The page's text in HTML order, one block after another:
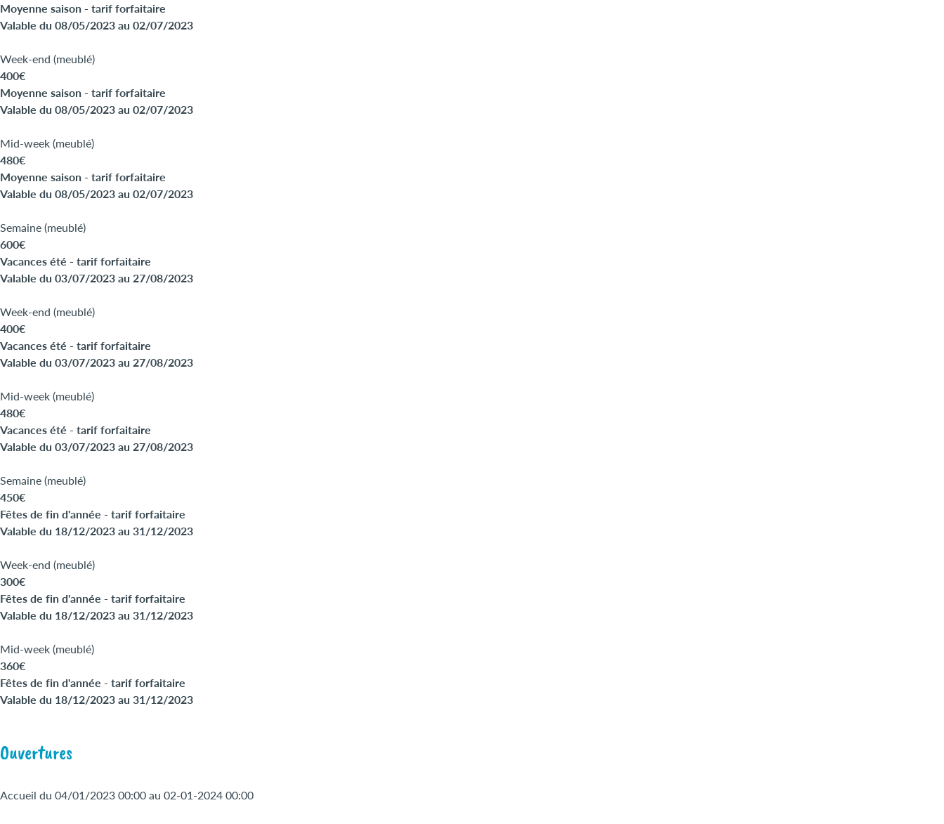
Moyenne saison - tarif forfaitaire
Valable du 08/05/2023 au 02/07/2023
Week-end (meublé)
400€
Moyenne saison - tarif forfaitaire
Valable du 08/05/2023 au 02/07/2023
Mid-week (meublé)
480€
Moyenne saison - tarif forfaitaire
Valable du 08/05/2023 au 02/07/2023
Semaine (meublé)
600€
Vacances été - tarif forfaitaire
Valable du 03/07/2023 au 27/08/2023
Week-end (meublé)
400€
Vacances été - tarif forfaitaire
Valable du 03/07/2023 au 27/08/2023
Mid-week (meublé)
480€
Vacances été - tarif forfaitaire
Valable du 03/07/2023 au 27/08/2023
Semaine (meublé)
450€
Fêtes de fin d'année - tarif forfaitaire
Valable du 18/12/2023 au 31/12/2023
Week-end (meublé)
300€
Fêtes de fin d'année - tarif forfaitaire
Valable du 18/12/2023 au 31/12/2023
Mid-week (meublé)
360€
Fêtes de fin d'année - tarif forfaitaire
Valable du 18/12/2023 au 31/12/2023
Ouvertures
Accueil du 04/01/2023 00:00 au 02-01-2024 00:00